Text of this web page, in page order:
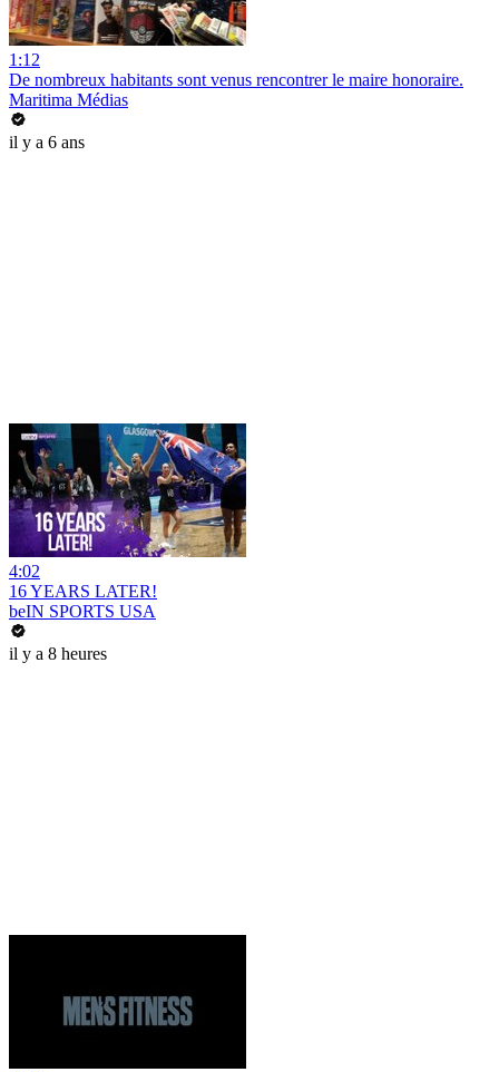
1:12
De nombreux habitants sont venus rencontrer le maire honoraire.
Maritima Médias
il y a 6 ans
4:02
16 YEARS LATER!
beIN SPORTS USA
il y a 8 heures